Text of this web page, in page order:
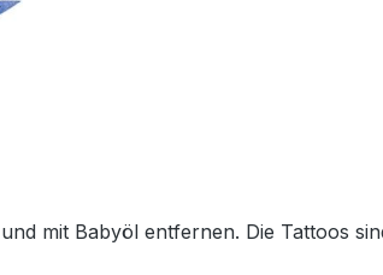
mit Babyöl entfernen. Die Tattoos